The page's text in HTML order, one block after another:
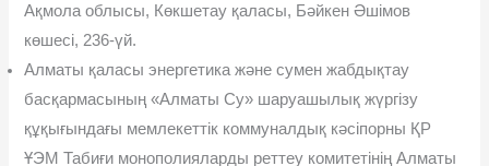
Ақмола облысы, Көкшетау қаласы, Бəйкен Əшімов
көшесі, 236-үй.
Алматы қаласы энергетика жəне сумен жабдықтау
басқарма­сының «Алматы Су» шаруашылық жүргізу
құқығындағы мемлекеттік коммуналдық кəсіпорны ҚР
ҰЭМ Табиғи монополияларды реттеу комитетінің Алматы